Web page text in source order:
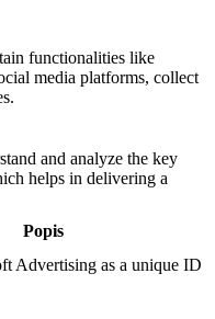
functionalities like
media platforms, collect
and analyze the key
helps in delivering a
Popis
Advertising as a unique ID